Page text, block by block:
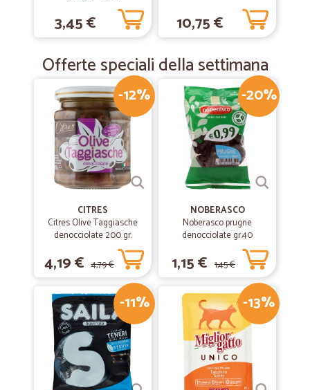
3,45 € 10,75 €
Offerte speciali della settimana
-12%
CITRES
Citres Olive Taggiasche
denocciolate 200 gr.
4,19 € 4,79 €
-20%
NOBERASCO
Noberasco prugne
denocciolate gr.40
1,15 € 1,45 €
-11% -13%